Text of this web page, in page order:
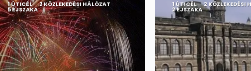
1 ÚTICÉL 2 KÖZLEKEDÉSI HÁLÓZAT
5 ÉJSZAKA
1 ÚTICÉL 2 KÖZLEKEDÉSI
2 ÉJSZAKA